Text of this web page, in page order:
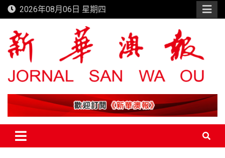
Skip
to
content
2026年08月06日 星期四
新華澳報